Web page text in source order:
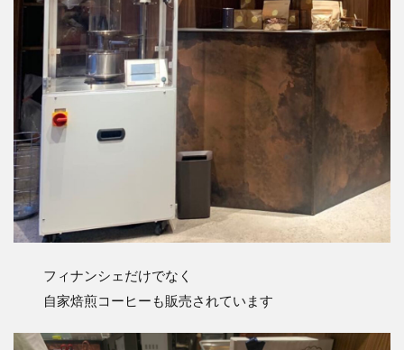
フィナンシェだけでなく
自家焙煎コーヒーも販売されています